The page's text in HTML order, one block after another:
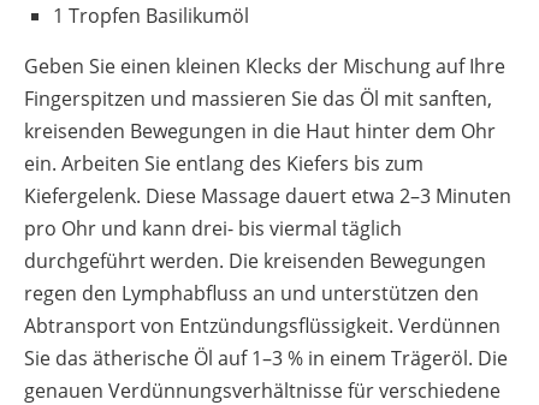
1 Tropfen Basilikumöl
Geben Sie einen kleinen Klecks der Mischung auf Ihre
Fingerspitzen und massieren Sie das Öl mit sanften,
kreisenden Bewegungen in die Haut hinter dem Ohr
ein. Arbeiten Sie entlang des Kiefers bis zum
Kiefergelenk. Diese Massage dauert etwa 2–3 Minuten
pro Ohr und kann drei- bis viermal täglich
durchgeführt werden. Die kreisenden Bewegungen
regen den Lymphabfluss an und unterstützen den
Abtransport von Entzündungsflüssigkeit. Verdünnen
Sie das ätherische Öl auf 1–3 % in einem Trägeröl. Die
genauen Verdünnungsverhältnisse für verschiedene